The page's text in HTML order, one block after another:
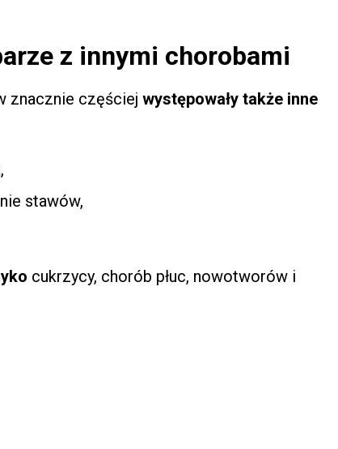
z innymi chorobami
znacznie częściej występowały także inne
stawów,
cukrzycy, chorób płuc, nowotworów i